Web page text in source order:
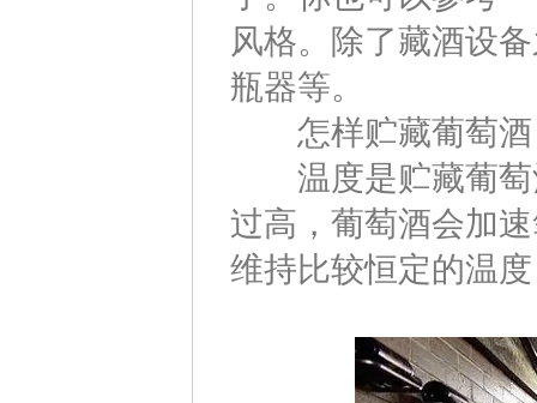
风格。除了藏酒设
瓶器等。
怎样贮藏葡萄酒
温度是贮藏葡萄
过高，葡萄酒会加
维持比较恒定的温